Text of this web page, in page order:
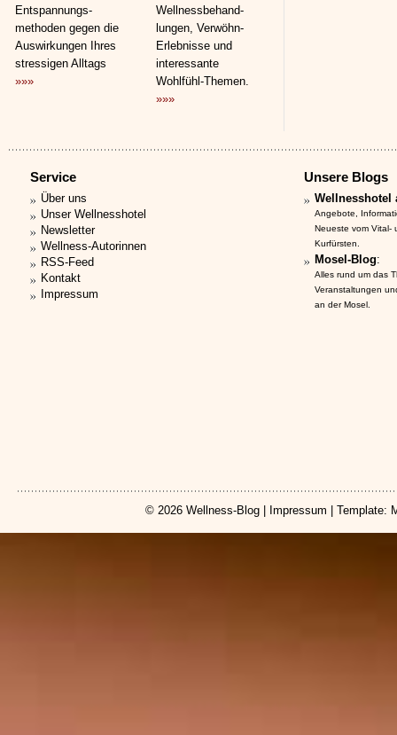
Entspannungs­
methoden gegen die
Auswirkungen Ihres
stressigen Alltags
»»»
Wellnessbehand­
lungen, Verwöhn-
Erlebnisse und
interessante
Wohlfühl-Themen.
»»»
Service
Über uns
Unser Wellnesshotel
Newsletter
Wellness-Autorinnen
RSS-Feed
Kontakt
Impressum
Unsere Blogs
Wellnesshotel
Angebote,
Neueste vom Vital-
Kurfürsten.
Mosel-Blog:
Alles rund um das
Veranstaltungen
an der Mosel.
© 2026 Wellness-Blog Impressum | Template: